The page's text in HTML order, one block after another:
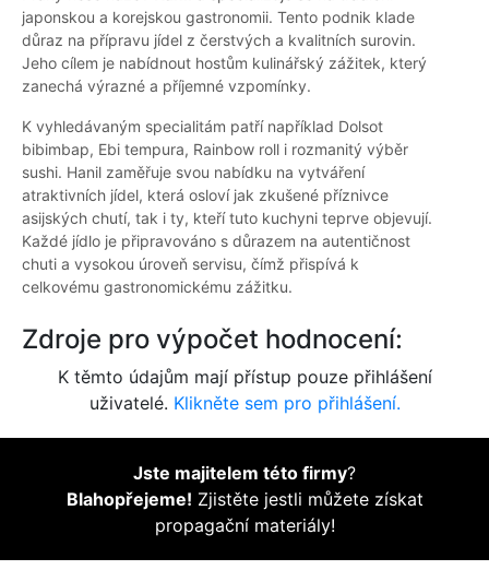
japonskou a korejskou gastronomii. Tento podnik klade
důraz na přípravu jídel z čerstvých a kvalitních surovin.
Jeho cílem je nabídnout hostům kulinářský zážitek, který
zanechá výrazné a příjemné vzpomínky.
K vyhledávaným specialitám patří například Dolsot
bibimbap, Ebi tempura, Rainbow roll i rozmanitý výběr
sushi. Hanil zaměřuje svou nabídku na vytváření
atraktivních jídel, která osloví jak zkušené příznivce
asijských chutí, tak i ty, kteří tuto kuchyni teprve objevují.
Každé jídlo je připravováno s důrazem na autentičnost
chuti a vysokou úroveň servisu, čímž přispívá k
celkovému gastronomickému zážitku.
Zdroje pro výpočet hodnocení:
K těmto údajům mají přístup pouze přihlášení
uživatelé. Klikněte sem pro přihlášení.
Jste majitelem této firmy?
Blahopřejeme! Zjistěte jestli můžete získat
propagační materiály!